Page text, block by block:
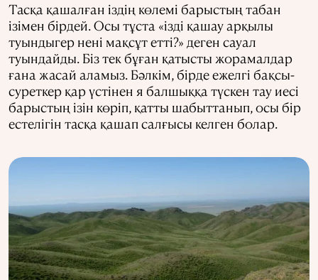
Тасқа қашалған іздің көлемі барыстың табан
ізімен бірдей. Осы тұста «ізді қашау арқылы
туындыгер нені мақсұт етті?» деген сауал
туындайды. Біз тек бұған қатысты жорамалдар
ғана жасай аламыз. Бәлкім, бірде ежелгі бақсы-
суреткер қар үстінен я балшыққа түскен тау иесі
барыстың ізін көріп, қатты шабыттанып, осы бір
естелігін тасқа қашап салғысы келген болар.